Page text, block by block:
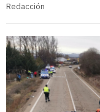
Redacción